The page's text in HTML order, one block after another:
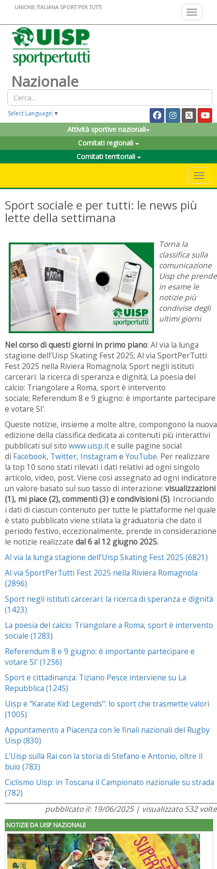
Toggle
UNIONE ITALIANA SPORT PER TUTTI
Nazionale
Select Language ▼
Attività sportive nazionali
Comitati regionali
Comitati territoriali
Sport sociale e per tutti: le news più
lette della settimana
Torna la
classifica sulla
comunicazione
Uisp che prende
in esame le
notizie più
condivise degli
ultimi giorni
Nel corso di questi giorni in primo piano: Al via la lunga
stagione dell’Uisp Skating Fest 2025; Al via SportPerTutti
Fest 2025 nella Riviera Romagnola; Sport negli istituti
carcerari: la ricerca di speranza e dignità; La poesia del
calcio: Triangolare a Roma, sport è intervento
sociale; Referendum 8 e 9 giugno: è importante partecipare
e votare SI'.
Queste notizie, insieme a molte altre, compongono la nuova
edizione della classifica dedicata ai contenuti più interattivi
pubblicati sul sito www.uisp.ite sulle pagine social
di Facebook, Twitter, Instagram e YouTube. Per realizzare
la top 10 sono stati rilevati i dati relativi ad ogni singolo
articolo, video, post. Viene così assegnato ad ogni indicatore
un valore basato sul suo tasso di interazione: visualizzazioni
(1), mi piace (2), commenti (3) e condivisioni (5). Incrociando
i dati di ciascun contenuto per tutte le piattaforme nel quale
è stato pubblicato viene stilata la graduatoria che dato il
periodo festivo, eccezionalmente, prende in considerazione
le notizie realizzate dal 6 al 12 giugno 2025.
Al via la lunga stagione dell’Uisp Skating Fest 2025 (6821)
Al via SportPerTutti Fest 2025 nella Riviera Romagnola
(2896)
Sport negli istituti carcerari: la ricerca di speranza e dignità
(1423)
La poesia del calcio: Triangolare a Roma, sport è intervento
sociale (1283)
Referendum 8 e 9 giugno: è importante partecipare e
votare SI' (1256)
Sport e cittadinanza: Tiziano Pesce interviene su La
Repubblica (1245)
Uisp e “Karate Kid: Legends": lo sport che trasmette valori
(1005)
Appuntamento a Piacenza con le finali nazionali del Rugby
Uisp (830)
L'Uisp sulla Rai con la storia di Stefano e Antonio, oltre il
buio (783)
Ciclismo Uisp: in Toscana il Campionato nazionale su strada
(782)
pubblicato il: 19/06/2025 | visualizzato 532 volte
NOTIZIE DA UISP NAZIONALE